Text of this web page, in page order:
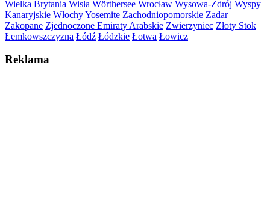
Wielka Brytania Wisła Wörthersee Wrocław Wysowa-Zdrój Wyspy
Kanaryjskie WłochyYosemite Zachodniopomorskie Zadar
Zakopane Zjednoczone Emiraty Arabskie Zwierzyniec Złoty Stok
Łemkowszczyzna Łódź Łódzkie Łotwa Łowicz
Reklama